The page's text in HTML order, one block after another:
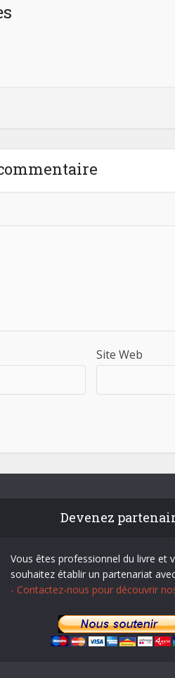
Site Web
Devenez
Vous êtes professionnel du livre et
souhaitez établir un partenariat
- Contactez-nous pour découvrir